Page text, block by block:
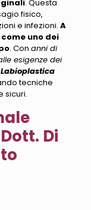
. Questa
fisico,
e infezioni. A
uno dei
. Con anni di
esigenze dei
Labioplastica
tecniche
sicuri.
Di